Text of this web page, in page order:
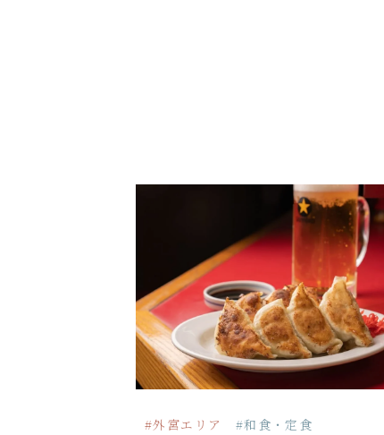
#外宮エリア #和食・定食